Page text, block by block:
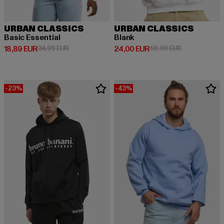
URBAN CLASSICS
Basic Essential
18,89 EUR
Derzeitiger Preis: 18,89 EUR
34,99 EURAktionspreis: 34,99 EUR
URBAN CLASSICS
Blank
24,00 EUR
Derzeitiger Preis: 24,00 EUR
59,99 EURAktionspreis:
-23% -43%